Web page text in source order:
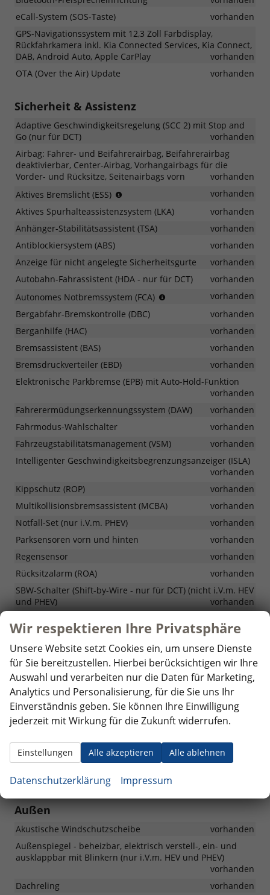
eCall-System (SOS-Taste)
vorhanden
GPS-Navigationssystem mit 12,3 Zoll Farbdisplay,
Rückfahrkamera inkl. Kia Connected Services, Kia Connect,
DAB, Android Auto, Apple CarPlay
vorhanden
OTA (Over the Air) Update
vorhanden
Sicherheit & Assistenz
Adaptive Geschwindigkeitsregelung (SCC 2) mit Stop and
Go (nur für DCT)
vorhanden
Airbag: Fahrer- und Beifahrerairbag, Beifahrerairbag
deaktivierbar, Center-Airbag, Vorhangairbags für die
Vorder- und Rücksitze, Seitenairbags vorn
vorhanden
Aktives Bremslicht (ESS)
Bremsen
blinkt
schnell
warnt
die
Fahrzeuge
vorhanden
Aktives Spurhalteassistenzsystem (LKA)
vorhanden
Anhänger-Stabilitätsassistent (TSA)
vorhanden
Antiblockiersystem (ABS)
vorhanden
Anzeige für nicht angelegte Sicherheitsgurte
vorhanden
Autobahn-Fahrassistent (HDA - nur für DCT)
vorhanden
Autonomes Notbremssystem (FCA)
Erkennung
Fahrzeugen/
vorhanden
Bergabfahr-Bremskontrolle (DBC)
vorhanden
Berganhilfe (HAC)
vorhanden
Bremsassistent (BAS)
vorhanden
Bremsdruckverteiler (EBD)
vorhanden
Elektronische Parkbremse (EPB) mit Auto-Hold-Funktion
vorhanden
Fahrerermüdungserkennungssystem (DAW)
vorhanden
Fahrmodus-Wahlschalter
vorhanden
Fahrzeugstabilitätsmanagement (VSM)
vorhanden
Intelligenter Geschwindigkeitsbegrenzungsanzeiger (ISLA)
vorhanden
Kippschutz (ROP)
vorhanden
Multikollisionsbremsassistent (MCBA)
vorhanden
Notfall-Set (nur i.V.m. PHEV)
vorhanden
Parksensoren vorn und hinten
vorhanden
Regensensor
vorhanden
Rücksitzalarm (ROA)
vorhanden
SBW-Schalter (Shift-by-Wire - nur für DCT) (nicht i.V.m. HEV
und PHEV)
vorhanden
vorhanden
Schlüsselloser Zugang mit Smart Key und Startknopf
vorhanden
Spurhalteassistent (LFA II)
vorhanden
Stabilitätskontrolle (ESC)
vorhanden
System zur Überwachung des Fahrzustands mittels einer
Kamera im Fahrzeuginnenraum (ICC-D) (nur i.V.m. HEV
Tempomat mit Geschwindigkeitsbegrenzer (nicht i.V.m.
HEV und PHEV)
vorhanden
Traktionskontrollsystem (TCS)
Außen
Akustische Windschutzscheibe
vorhanden
Außenspiegel - beheizbar, elektrisch verstell-, ein- und
ausklappbar mit Blinkern (nur i.V.m. HEV und PHEV)
vorhanden
Dachreling
vorhanden
Wir respektieren Ihre Privatsphäre
Unsere Website setzt Cookies ein, um unsere Dienste
für Sie bereitzustellen. Hierbei berücksichtigen wir Ihre
Auswahl und verarbeiten nur die Daten für Marketing,
Analytics und Personalisierung, für die Sie uns Ihr
Einverständnis geben. Sie können Ihre Einwilligung
jederzeit mit Wirkung für die Zukunft widerrufen.
Alle akzeptieren Alle ablehnen
Einstellungen
Datenschutzerklärung Impressum